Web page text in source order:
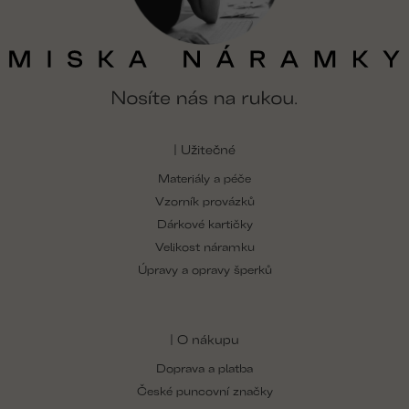
| Užitečné
Materiály a péče
Vzorník provázků
Dárkové kartičky
Velikost náramku
Úpravy a opravy šperků
| O nákupu
Doprava a platba
České puncovní značky